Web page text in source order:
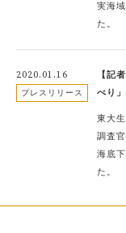
実海
た。
2020.01.16
プレスリリース
【記
べり
東大
調査
海底
た。